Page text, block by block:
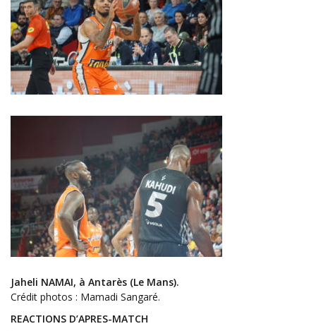
Jaheli NAMAI, à Antarès (Le Mans).
Crédit photos : Mamadi Sangaré.
REACTIONS D’APRES-MATCH